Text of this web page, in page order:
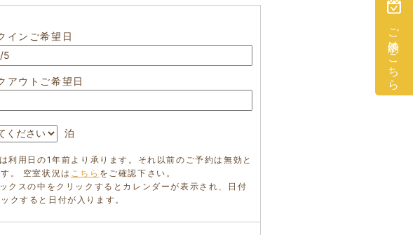
インご希望日
アウトご希望日
泊
利用日の1年前より承ります。それ以前のご予約は無効と
。 空室状況は こちら をご確認下さい。
クスの中をクリックするとカレンダーが表示され、日付
クすると日付が入ります。
ご予約はこちら